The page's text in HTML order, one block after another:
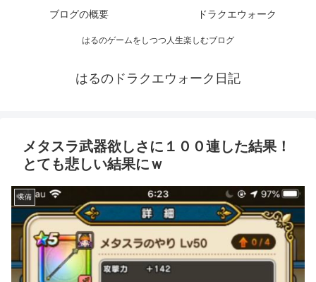
はるのゲームをしつつ人生楽しむブログ
はるのドラクエウォーク日記
ブログの概要 ドラクエウォーク
メタスラ武器欲しさに１００連した結果！
とても悲しい結果にｗ
装備